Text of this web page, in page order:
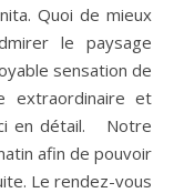
Quoi de mieux
le paysage
sensation de
extraordinaire et
en détail. Notre
afin de pouvoir
Le rendez-vous